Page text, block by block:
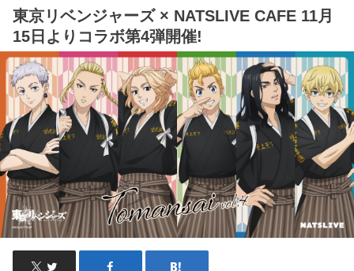
東京リベンジャーズ × NATSLIVE CAFE 11月
15日よりコラボ第4弾開催!